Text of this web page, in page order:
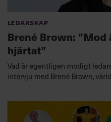
Ledarskap
Brené Brown: ”Mod
hjärtat”
Vad är egentligen modigt
intervju med Brené Brown,